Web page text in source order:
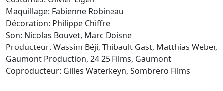
Maquillage: Fabienne Robineau
Décoration: Philippe Chiffre
Son: Nicolas Bouvet, Marc Doisne
Producteur: Wassim Béji, Thibault Gast, Matthias Weber,
Gaumont Production, 24 25 Films, Gaumont
Coproducteur: Gilles Waterkeyn, Sombrero Films